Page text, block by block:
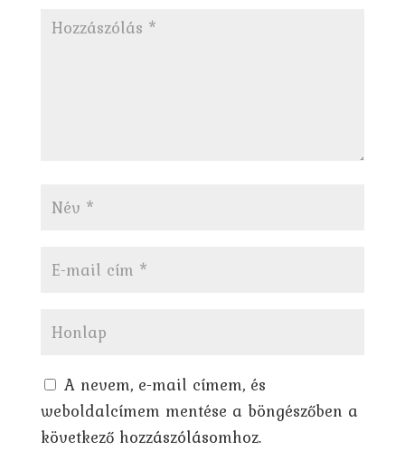
A nevem, e-mail címem, és
weboldalcímem mentése a böngészőben a
következő hozzászólásomhoz.